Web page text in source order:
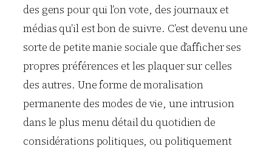
des gens pour qui l’on vote, des journaux et
médias qu’il est bon de suivre. C’est devenu une
sorte de petite manie sociale que d’afficher ses
propres préférences et les plaquer sur celles
des autres. Une forme de moralisation
permanente des modes de vie, une intrusion
dans le plus menu détail du quotidien de
considérations politiques, ou politiquement